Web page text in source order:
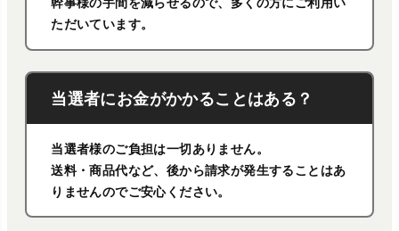
ただいています。
当選者にお金がかかることはある？
当選者様のご負担は一切ありません。
送料・商品代など、後から請求が発生することはあ
りませんのでご安心ください。